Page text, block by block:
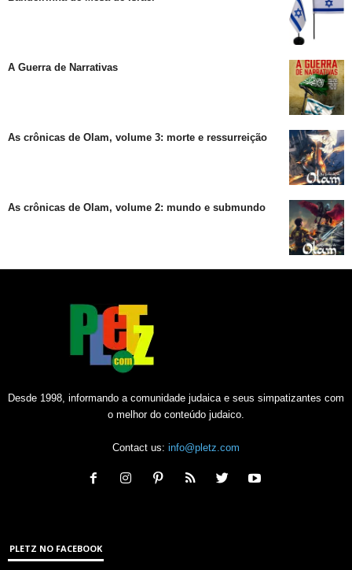
A Guerra de Narrativas
As crônicas de Olam, volume 3: morte e ressurreição
As crônicas de Olam, volume 2: mundo e submundo
Desde 1998, informando a comunidade judaica e seus simpatizantes com
o melhor do conteúdo judaico.
Contact us: info@pletz.com
PLETZ NO FACEBOOK